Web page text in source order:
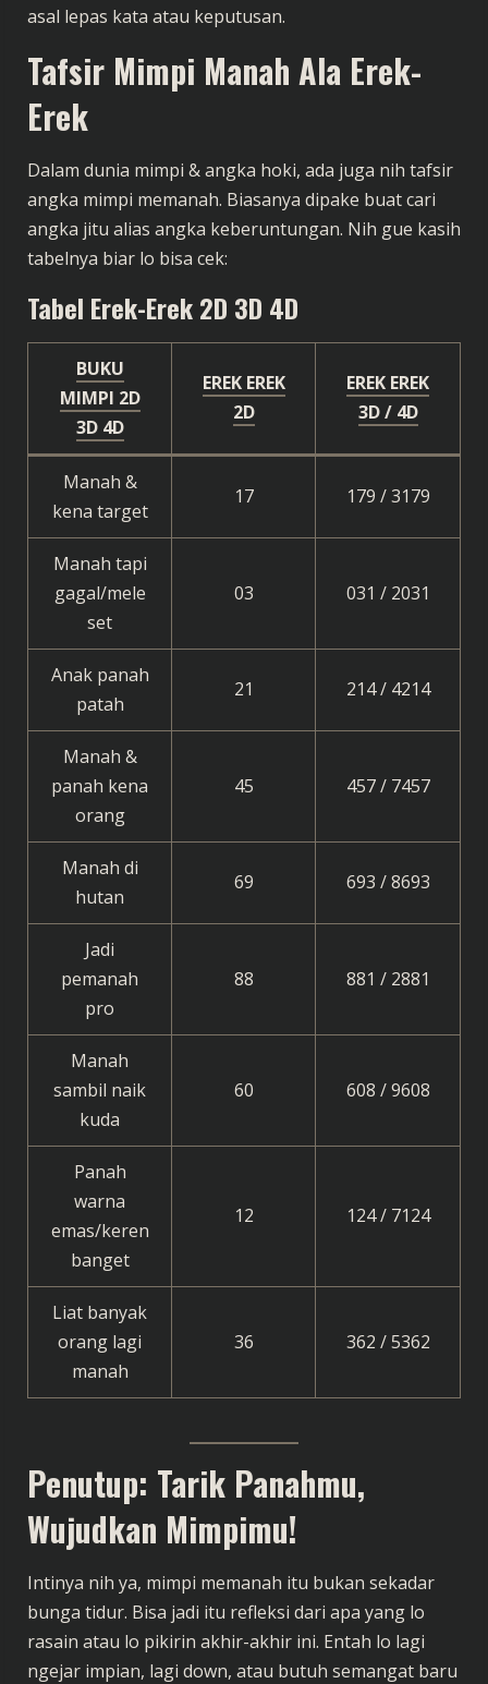
asal lepas kata atau keputusan.
Tafsir Mimpi Manah Ala Erek-
Erek
Dalam dunia mimpi & angka hoki, ada juga nih tafsir
angka mimpi memanah. Biasanya dipake buat cari
angka jitu alias angka keberuntungan. Nih gue kasih
tabelnya biar lo bisa cek:
Tabel Erek-Erek 2D 3D 4D
BUKU
MIMPI 2D
3D 4D
EREK EREK
2D
EREK EREK
3D / 4D
Manah &
kena target
17 179 / 3179
Manah tapi
gagal/mele
set
03 031 / 2031
Anak panah
patah
21 214 / 4214
Manah &
panah kena
orang
45 457 / 7457
Manah di
hutan
69 693 / 8693
Jadi
pemanah
pro
88 881 / 2881
Manah
sambil naik
kuda
60 608 / 9608
Panah
warna
emas/keren
banget
12 124 / 7124
Liat banyak
orang lagi
manah
36 362 / 5362
Penutup: Tarik Panahmu,
Wujudkan Mimpimu!
Intinya nih ya, mimpi memanah itu bukan sekadar
bunga tidur. Bisa jadi itu refleksi dari apa yang lo
rasain atau lo pikirin akhir-akhir ini. Entah lo lagi
ngejar impian, lagi down, atau butuh semangat baru